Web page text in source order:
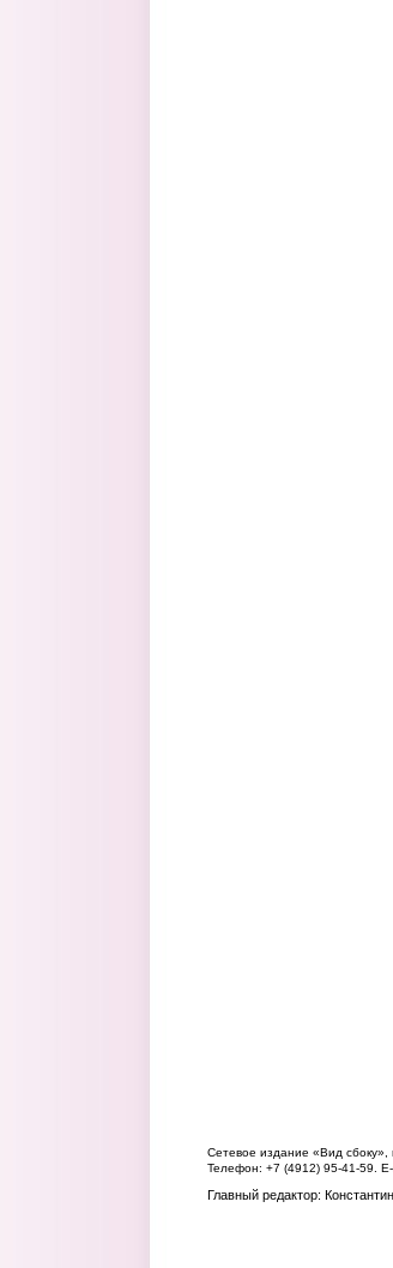
Сетевое издание «Вид
Телефон: +7 (4912) 95-41-59. E-
Главный редактор: